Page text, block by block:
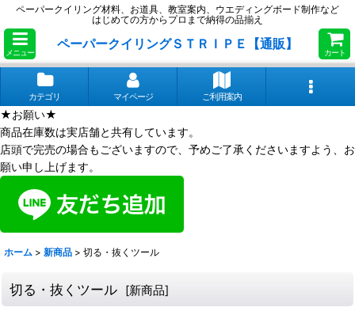
ペーパークイリング材料、お道具、教室案内、ウエディングボード制作など
はじめての方からプロまで納得の品揃え
メニュー
ペーパークイリングＳＴＲＩＰＥ【通販】
カート
カテゴリ マイページ ご利用案内
★お願い★
商品在庫数は実店舗と共有しています。
店頭で完売の場合もございますので、予めご了承くださいますよう、お
願い申し上げます。
ホーム > 新商品 > 切る・抜くツール
切る・抜くツール [新商品]